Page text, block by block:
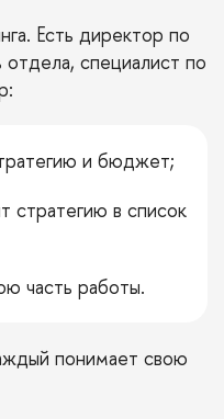
Есть директор по
специалист по
и бюджет;
стратегию в список
часть работы.
понимает свою